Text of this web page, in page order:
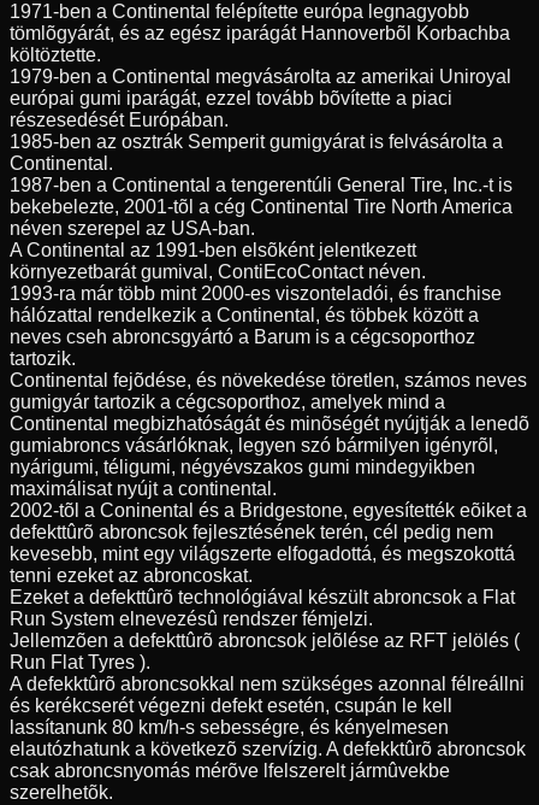
1971-ben a Continental felépítette európa legnagyobb
tömlõgyárát, és az egész iparágát Hannoverbõl Korbachba
költöztette.
1979-ben a Continental megvásárolta az amerikai Uniroyal
európai gumi iparágát, ezzel tovább bõvítette a piaci
részesedését Európában.
1985-ben az osztrák Semperit gumigyárat is felvásárolta a
Continental.
1987-ben a Continental a tengerentúli General Tire, Inc.-t is
bekebelezte, 2001-tõl a cég Continental Tire North America
néven szerepel az USA-ban.
A Continental az 1991-ben elsõként jelentkezett
környezetbarát gumival, ContiEcoContact néven.
1993-ra már több mint 2000-es viszonteladói, és franchise
hálózattal rendelkezik a Continental, és többek között a
neves cseh abroncsgyártó a Barum is a cégcsoporthoz
tartozik.
Continental fejõdése, és növekedése töretlen, számos neves
gumigyár tartozik a cégcsoporthoz, amelyek mind a
Continental megbizhatóságát és minõségét nyújtják a lenedõ
gumiabroncs vásárlóknak, legyen szó bármilyen igényrõl,
nyárigumi, téligumi, négyévszakos gumi mindegyikben
maximálisat nyújt a continental.
2002-tõl a Coninental és a Bridgestone, egyesítették eõiket a
defekttûrõ abroncsok fejlesztésének terén, cél pedig nem
kevesebb, mint egy világszerte elfogadottá, és megszokottá
tenni ezeket az abroncoskat.
Ezeket a defekttûrõ technológiával készült abroncsok a Flat
Run System elnevezésû rendszer fémjelzi.
Jellemzõen a defekttûrõ abroncsok jelõlése az RFT jelölés (
Run Flat Tyres ).
A defekktûrõ abroncsokkal nem szükséges azonnal félreállni
és kerékcserét végezni defekt esetén, csupán le kell
lassítanunk 80 km/h-s sebességre, és kényelmesen
elautózhatunk a következõ szervízig. A defekktûrõ abroncsok
csak abroncsnyomás mérõve lfelszerelt jármûvekbe
szerelhetõk.